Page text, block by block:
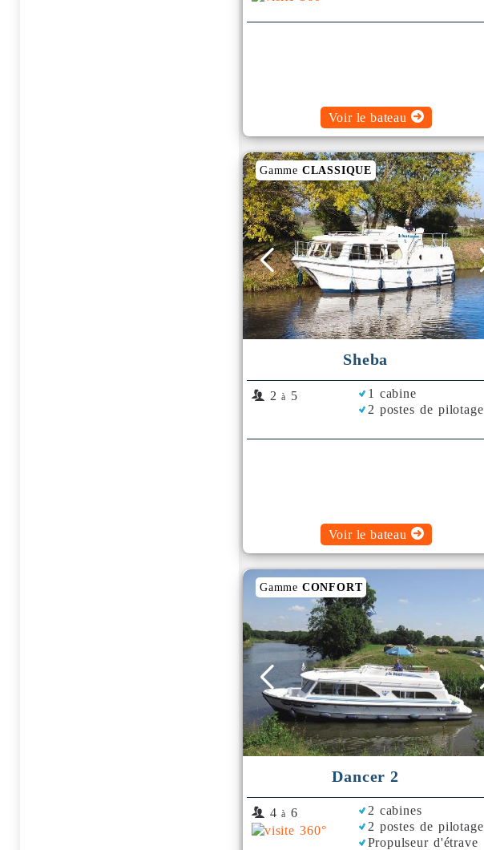
Voir le bateau
Gamme CLASSIQUE
Sheba
2 à 5
1 cabine
2 postes de pilotage
Voir le bateau
Gamme CONFORT
Dancer 2
4 à 6
2 cabines
2 postes de pilotage
Propulseur d'étrave